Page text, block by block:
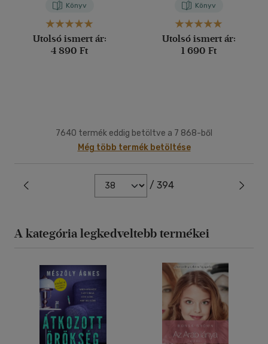
Könyv
Utolsó ismert ár:
4 890 Ft
Könyv
Utolsó ismert ár:
1 690 Ft
7640 termék eddig betöltve a 7 868-ből
Még több termék betöltése
/ 394
A kategória legkedveltebb termékei